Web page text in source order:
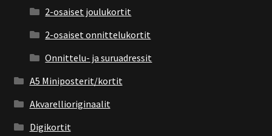
2-osaiset joulukortit
2-osaiset onnittelukortit
Onnittelu- ja suruadressit
A5 Miniposterit/kortit
Akvarellioriginaalit
Digikortit